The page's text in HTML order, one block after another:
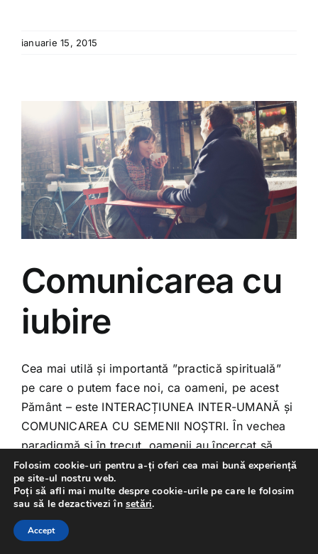
ianuarie 15, 2015
Comunicarea cu
iubire
Cea mai utilă și importantă ”practică spirituală”
pe care o putem face noi, ca oameni, pe acest
Pământ – este INTERACȚIUNEA INTER-UMANĂ și
COMUNICAREA CU SEMENII NOȘTRI. În vechea
paradigmă și în trecut, oamenii au încercat să
”evolueze” spiritual în izolare, în retragere, în
pădure sau în deșert, în mănăstire, [...]
ianuarie 11, 2015
Folosim cookie-uri pentru a-ți oferi cea mai bună experiență
pe site-ul nostru web.
Poți să afli mai multe despre cookie-urile pe care le folosim
sau să le dezactivezi în setări.
Accept